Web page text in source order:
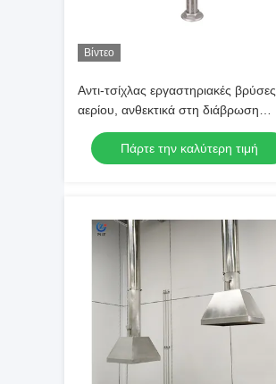
Βίντεο
Αντι-τσίχλας εργαστηριακές βρύσες
αερίου, ανθεκτικά στη διάβρωση
εργαστηριακά έπιπλα
Πάρτε την καλύτερη τιμή